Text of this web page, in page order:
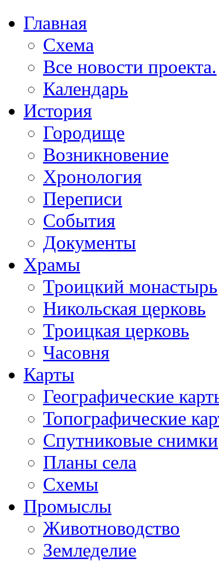
Главная
Схема
Все новости проекта.
Календарь
История
Городище
Возникновение
Хронология
Переписи
События
Документы
Храмы
Троицкий монастырь
Никольская церковь
Троицкая церковь
Часовня
Карты
Географические
Топографические
Спутниковые снимки
Планы села
Схемы
Промыслы
Животноводство
Земледелие